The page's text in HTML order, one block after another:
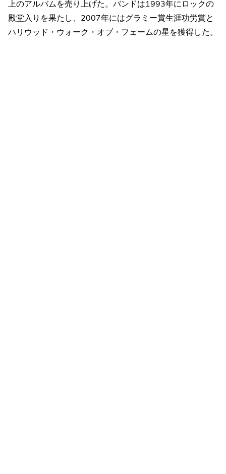
上のアルバムを売り上げた。バンドは1993年にロックの
殿堂入りを果たし、2007年にはグラミー賞生涯功労賞と
ハリウッド・ウォーク・オブ・フェームの星を獲得した。